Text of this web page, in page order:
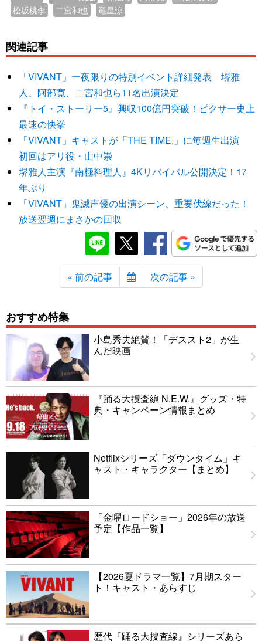
松坂桃李
二宮和也 竜星涼
関連記事
「VIVANT」一夜限りの特別イベント詳細発表 堺雅
人、阿部寛、二宮和也ら11名出演決定
『トイ・ストーリー5』興収100億円突破！ピクサー史上
最速の快挙
「VIVANT」キャストが「THE TIME,」に毎週生出演
初回はアリ役・山中崇
堺雅人主演『南極料理人』4Kリバイバル公開決定！17
年ぶり
「VIVANT」鬼滅声優の出演シーン、重要伏線だった！
放送翌週にまさかの回収
« 前の記事 次の記事 »
おすすめ特集
小島秀夫絶賛！「デススト2」が生
んだ映画
『踊る大捜査線 N.E.W.』グッズ・特
典・キャンペーン情報まとめ
Netflixシリーズ「ダウンタイム」キ
ャスト・キャラクター【まとめ】
「金曜ロードショー」2026年の放送
予定【作品一覧】
【2026夏ドラマ一覧】7月期スター
ト！キャスト・あらすじ
歴代『踊る大捜査線』シリーズあら